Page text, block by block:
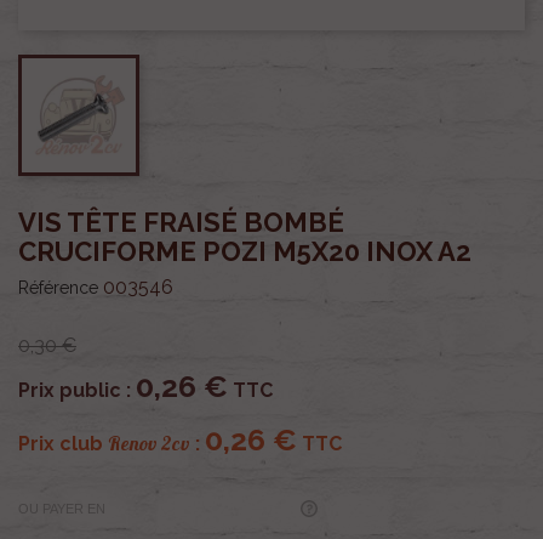
VIS TÊTE FRAISÉ BOMBÉ
CRUCIFORME POZI M5X20 INOX A2
Référence 003546
0,30 €
Prix public : 0,26 € TTC
Prix club Renov 2cv : 0,26 € TTC
OU PAYER EN